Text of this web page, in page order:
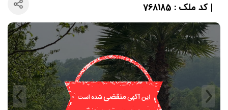
| کد ملک : 768185